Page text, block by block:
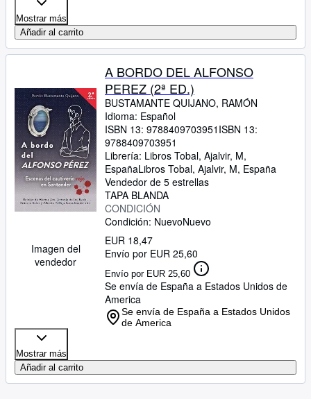
Mostrar más
Añadir al carrito
Imagen del
vendedor
A BORDO DEL ALFONSO
PEREZ (2ª ED.)
BUSTAMANTE QUIJANO, RAMÓN
Idioma: Español
ISBN 13: 9788409703951 ISBN 13:
9788409703951
Librería: Libros Tobal, Ajalvir, M,
EspañaLibros Tobal, Ajalvir, M, España
Vendedor de 5 estrellas
TAPA BLANDA
CONDICIÓN
Condición: NuevoNuevo
EUR 18,47
Envío por EUR 25,60
Envío por EUR 25,60
Se envía de España a Estados Unidos de
America
Se envía de España a Estados Unidos
de America
Mostrar más
Añadir al carrito